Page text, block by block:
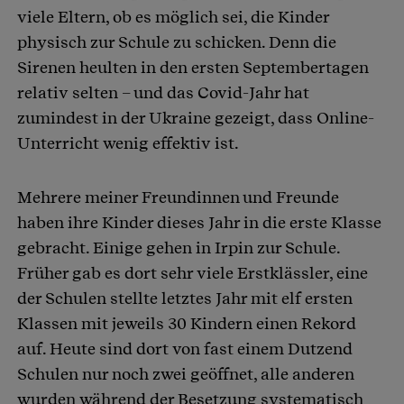
viele Eltern, ob es möglich sei, die Kinder
physisch zur Schule zu schicken. Denn die
Sirenen heulten in den ersten Septembertagen
relativ selten – und das Covid-Jahr hat
zumindest in der Ukraine gezeigt, dass Online-
Unterricht wenig effektiv ist.
Mehrere meiner Freundinnen und Freunde
haben ihre Kinder dieses Jahr in die erste Klasse
gebracht. Einige gehen in Irpin zur Schule.
Früher gab es dort sehr viele Erstklässler, eine
der Schulen stellte letztes Jahr mit elf ersten
Klassen mit jeweils 30 Kindern einen Rekord
auf. Heute sind dort von fast einem Dutzend
Schulen nur noch zwei geöffnet, alle anderen
wurden während der Besetzung systematisch